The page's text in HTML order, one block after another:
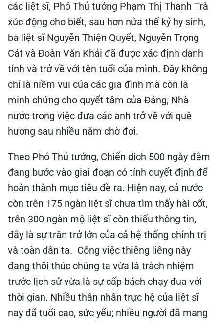
các liệt sĩ, Phó Thủ tướng Phạm Thị Thanh Trà
xúc động cho biết, sau hơn nửa thế kỷ hy sinh,
ba liệt sĩ Nguyễn Thiện Quyết, Nguyễn Trọng
Cát và Đoàn Văn Khải đã được xác định danh
tính và trở về với tên tuổi của mình. Đây không
chỉ là niềm vui của các gia đình mà còn là
minh chứng cho quyết tâm của Đảng, Nhà
nước trong việc đưa các anh trở về với quê
hương sau nhiều năm chờ đợi.
Theo Phó Thủ tướng, Chiến dịch 500 ngày đêm
đang bước vào giai đoạn có tính quyết định để
hoàn thành mục tiêu đề ra. Hiện nay, cả nước
còn trên 175 ngàn liệt sĩ chưa tìm thấy hài cốt,
trên 300 ngàn mộ liệt sĩ còn thiếu thông tin,
đây là sự trăn trở lớn của cả hệ thống chính trị
và toàn dân ta. Công việc thiêng liêng này
đang thôi thúc chúng ta vừa là trách nhiệm
trước lịch sử vừa là sự cấp bách chạy đua với
thời gian. Nhiều thân nhân trực hệ của liệt sĩ
nay đã tuổi cao, sức yếu; nhiều người đã mang